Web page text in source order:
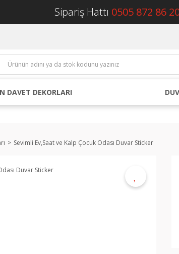
Sipariş Hattı 0505 872 86
DAVET DEKORLARI
Sevimli Ev,Saat ve Kalp Çocuk Odası Duvar Sticker